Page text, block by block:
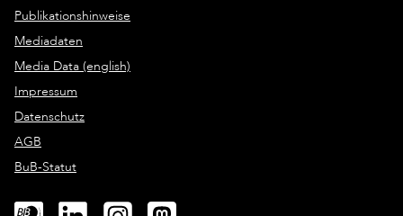
Publikationshinweise
Mediadaten
Media Data (english)
Impressum
Datenschutz
AGB
BuB-Statut